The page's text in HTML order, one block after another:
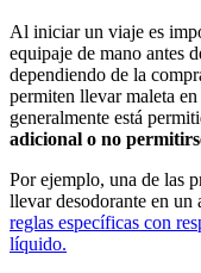
Al iniciar un viaje es
equipaje de mano antes
dependiendo de la
permiten llevar maleta
generalmente está
adicional o no
Por ejemplo, una de las
llevar desodorante en un
reglas específicas con
líquido.